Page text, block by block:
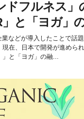
ドフルネス」
と「ヨガ」
などが導入したことで話
現在、日本で開発が進めら
」と「ヨガ」の融...